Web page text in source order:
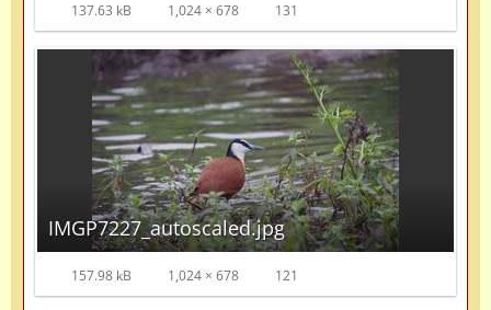
137.63 kB 1,024 × 678 131
IMGP7227_autoscaled.jpg
157.98 kB 1,024 × 678 121